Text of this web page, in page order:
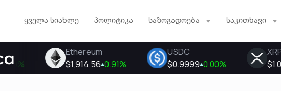
ყველა სიახლე პოლიტიკა საზოგადოება საკითხავი